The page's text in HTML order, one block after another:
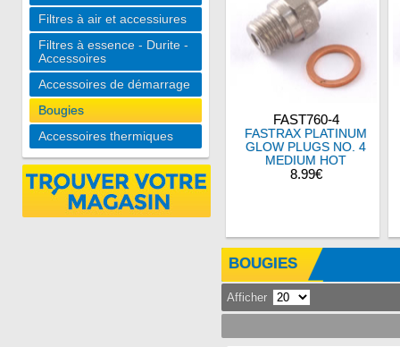
Filtres à air et accessiures
Filtres à essence - Durite -
Accessoires
Accessoires de démarrage
Bougies
Accessoires thermiques
FAST760-4
FASTRAX PLATINUM
GLOW PLUGS NO. 4
MEDIUM HOT
8.99€
BOUGIES
Afficher